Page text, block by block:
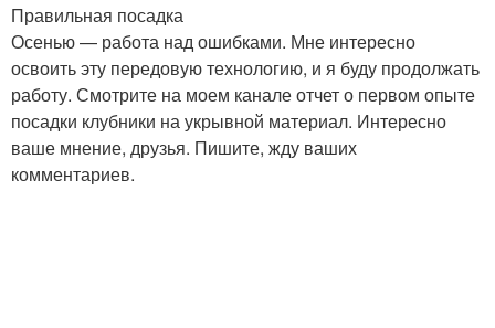
Правильная посадка
Осенью — работа над ошибками. Мне интересно
освоить эту передовую технологию, и я буду продолжать
работу. Смотрите на моем канале отчет о первом опыте
посадки клубники на укрывной материал. Интересно
ваше мнение, друзья. Пишите, жду ваших
комментариев.